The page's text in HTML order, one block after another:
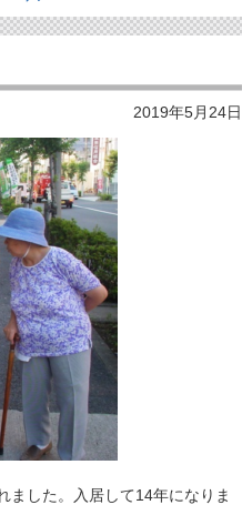
2019年5月24日
した。入居して14年になりま